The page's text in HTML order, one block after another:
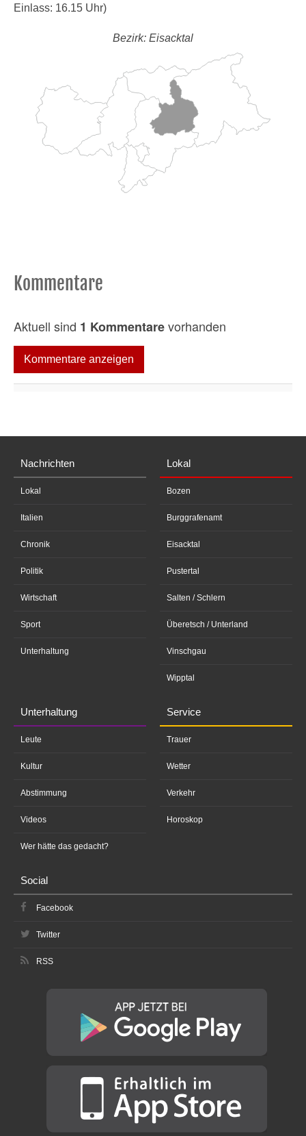
Einlass: 16.15 Uhr)
Bezirk: Eisacktal
Kommentare
Aktuell sind 1 Kommentarevorhanden
Kommentare anzeigen
Nachrichten
Lokal
Italien
Chronik
Politik
Wirtschaft
Sport
Unterhaltung
Lokal
Bozen
Burggrafenamt
Eisacktal
Pustertal
Salten / Schlern
Überetsch / Unterland
Vinschgau
Wipptal
Unterhaltung
Leute
Kultur
Abstimmung
Videos
Wer hätte das gedacht?
Service
Trauer
Wetter
Verkehr
Horoskop
Social
Facebook
Twitter
RSS